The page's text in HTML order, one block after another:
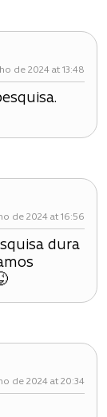
de 2024 at 13:48
de 2024 at 16:56
dura
de 2024 at 20:34